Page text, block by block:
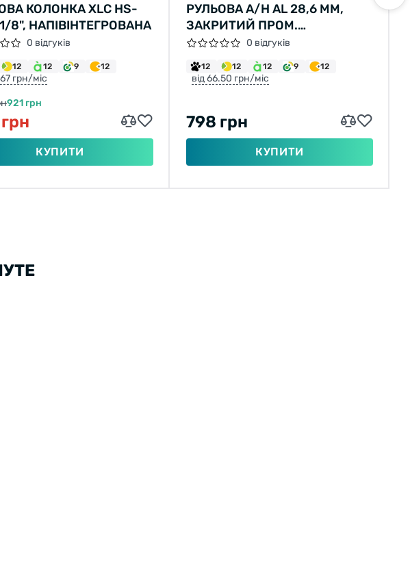
КОЛОНКА XLC HS-
1/8", НАПІВІНТЕГРОВАНА
0 відгуків
12 12 9 12
грн/міс
921 грн
КУПИТИ
РУЛЬОВА A/H AL 28,6 ММ,
ЗАКРИТИЙ ПРОМ.
ПІДШИПНИК, ЧОРНИЙ
0 відгуків
12 12 12 9 12
від 66.50 грн/міс
798 грн
КУПИТИ